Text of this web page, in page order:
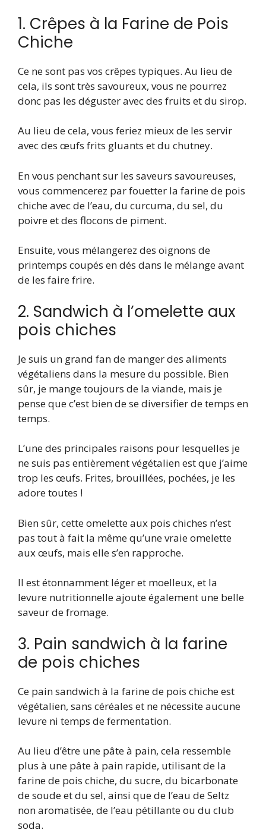
1. Crêpes à la Farine de Pois
Chiche
Ce ne sont pas vos crêpes typiques. Au lieu de
cela, ils sont très savoureux, vous ne pourrez
donc pas les déguster avec des fruits et du sirop.
Au lieu de cela, vous feriez mieux de les servir
avec des œufs frits gluants et du chutney.
En vous penchant sur les saveurs savoureuses,
vous commencerez par fouetter la farine de pois
chiche avec de l’eau, du curcuma, du sel, du
poivre et des flocons de piment.
Ensuite, vous mélangerez des oignons de
printemps coupés en dés dans le mélange avant
de les faire frire.
2. Sandwich à l’omelette aux
pois chiches
Je suis un grand fan de manger des aliments
végétaliens dans la mesure du possible. Bien
sûr, je mange toujours de la viande, mais je
pense que c’est bien de se diversifier de temps en
temps.
L’une des principales raisons pour lesquelles je
ne suis pas entièrement végétalien est que j’aime
trop les œufs. Frites, brouillées, pochées, je les
adore toutes !
Bien sûr, cette omelette aux pois chiches n’est
pas tout à fait la même qu’une vraie omelette
aux œufs, mais elle s’en rapproche.
Il est étonnamment léger et moelleux, et la
levure nutritionnelle ajoute également une belle
saveur de fromage.
3. Pain sandwich à la farine
de pois chiches
Ce pain sandwich à la farine de pois chiche est
végétalien, sans céréales et ne nécessite aucune
levure ni temps de fermentation.
Au lieu d’être une pâte à pain, cela ressemble
plus à une pâte à pain rapide, utilisant de la
farine de pois chiche, du sucre, du bicarbonate
de soude et du sel, ainsi que de l’eau de Seltz
non aromatisée, de l’eau pétillante ou du club
soda.